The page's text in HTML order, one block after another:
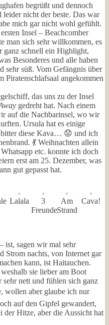
begrüßt und dennoch
nicht der beste. Das war
mich gar nicht wohl gefühlt.
Insel – Beachcomber
man sich sehr willkommen, es
ganz schnell ein Highlight,
Besonderes und alle haben
sehr süß. Vom Gefängnis über
Piratenschlafsaal angekommen
das uns zu der Insel
gedreht hat. Nach einem
auf die Nachbarinsel, wo wir
Ursula hat es einige
diese Kava… 😟 und ich
💃 Weihnachten allein
etc. konnte ich doch
erst am 25. Dezember, was
gut gepasst hat.
Lalala
3
Freunde
Am
Strand
Cava!
ist, sagen wir mal sehr
Strom nachts, von Internet gar
kann, ist Haitauchen.
sie lieber am Boot
nett und fühlen sich ganz
wollen aber glaube ich nur
auf den Gipfel gewandert,
der Hitze, aber die Aussicht hat